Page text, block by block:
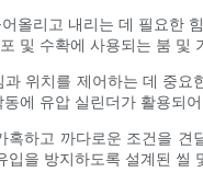
올리고 내리는 데 필요한
및 수확에 사용되는 붐 및
위치를 제어하는 ​​데 중
에 유압 실린더가 활용되
하고 까다로운 조건을
을 방지하도록 설계된